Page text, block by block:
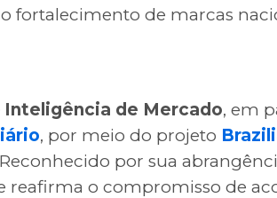
fortalecimento de marcas
Inteligência de Mercado, em
, por meio do projeto
por sua
reafirma o compromisso de